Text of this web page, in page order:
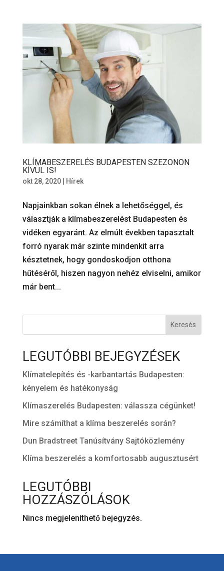
KLÍMABESZERELÉS BUDAPESTEN SZEZONON
KÍVÜL IS!
okt 28, 2020| Hírek
Napjainkban sokan élnek a lehetőséggel, és
választják a klímabeszerelést Budapesten és
vidéken egyaránt. Az elmúlt években tapasztalt
forró nyarak már szinte mindenkit arra
késztetnek, hogy gondoskodjon otthona
hűtéséről, hiszen nagyon nehéz elviselni, amikor
már bent...
Keresés
LEGUTÓBBI BEJEGYZÉSEK
Klímatelepítés és -karbantartás Budapesten:
kényelem és hatékonyság
Klímaszerelés Budapesten: válassza cégünket!
Mire számíthat a klíma beszerelés során?
Dun Bradstreet Tanúsítvány Sajtóközlemény
Klíma beszerelés a komfortosabb augusztusért
LEGUTÓBBI
HOZZÁSZÓLÁSOK
Nincs megjeleníthető bejegyzés.